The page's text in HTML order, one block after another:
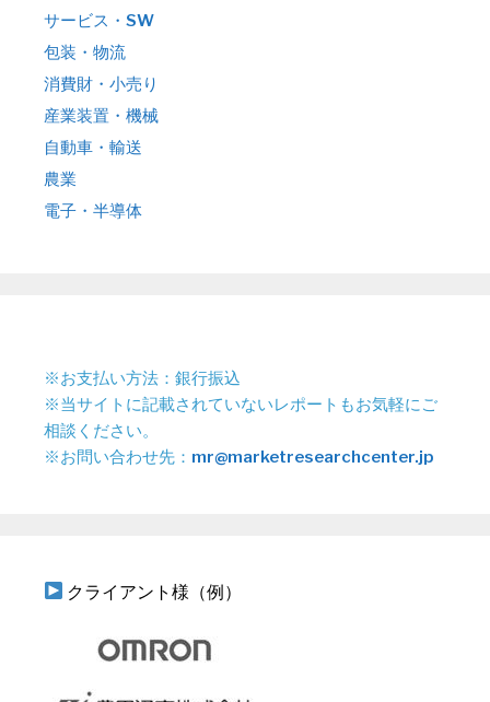
サービス・SW
包装・物流
消費財・小売り
産業装置・機械
自動車・輸送
農業
電子・半導体
※お支払い方法：銀行振込
※当サイトに記載されていないレポートもお気軽にご
相談ください。
※お問い合わせ先： mr@marketresearchcenter.jp
クライアント様（例）